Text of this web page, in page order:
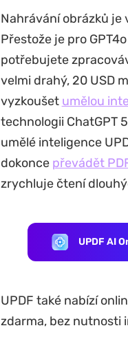
Nahrávání obrázků je
Přestože je pro
potřebujete
velmi drahý, 20 USD
vyzkoušet umělou
technologii ChatGPT
umělé inteligence
dokonce převádět
zrychluje čtení
UPDF AI
UPDF také nabízí
zdarma, bez nutnosti